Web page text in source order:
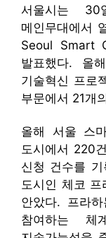
서울시는
메인무대에서
Seoul Smart
발표했다.
기술혁신 프
부문에서 21개
올해 서울 스
도시에서 220
신청 건수를
도시인 체코
안았다. 프라
참여하는 체